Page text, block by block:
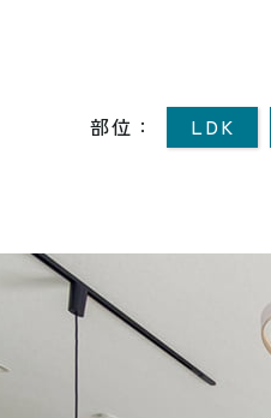
部位 ： LDK